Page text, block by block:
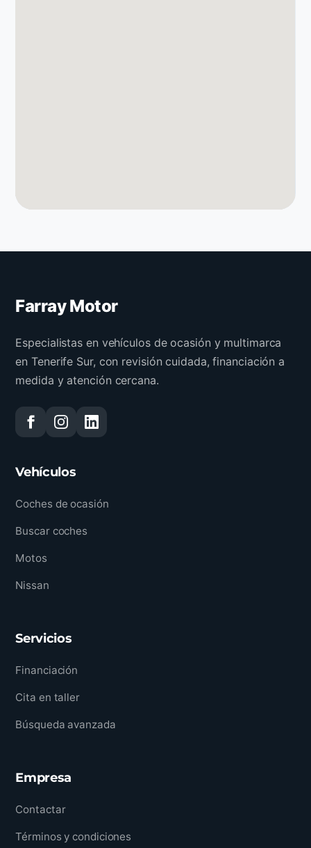
Farray Motor
Especialistas en vehículos de ocasión y multimarca
en Tenerife Sur, con revisión cuidada, financiación a
medida y atención cercana.
Vehículos
Coches de ocasión
Buscar coches
Motos
Nissan
Servicios
Financiación
Cita en taller
Búsqueda avanzada
Empresa
Contactar
Términos y condiciones